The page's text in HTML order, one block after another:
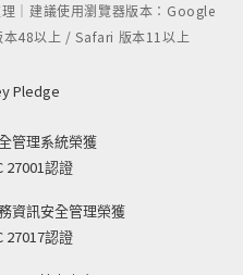
｜建議使用瀏覽器版本：Google
48以上 / Safari 版本11以上
Pledge
管理系統榮獲
27001認證
資訊安全管理榮獲
27017認證